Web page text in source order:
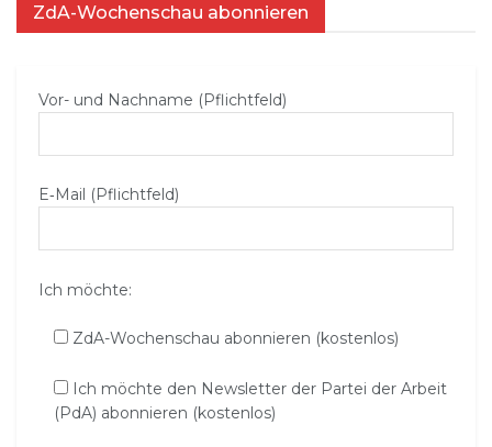
ZdA-Wochenschau abonnieren
Vor- und Nachname (Pflichtfeld)
E‑Mail (Pflichtfeld)
Ich möchte:
ZdA-Wochenschau abonnieren (kostenlos)
Ich möchte den Newsletter der Partei der Arbeit
(PdA) abonnieren (kostenlos)